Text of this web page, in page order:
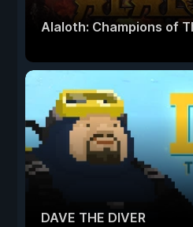
Alaloth: Champions of
DAVE THE DIVER